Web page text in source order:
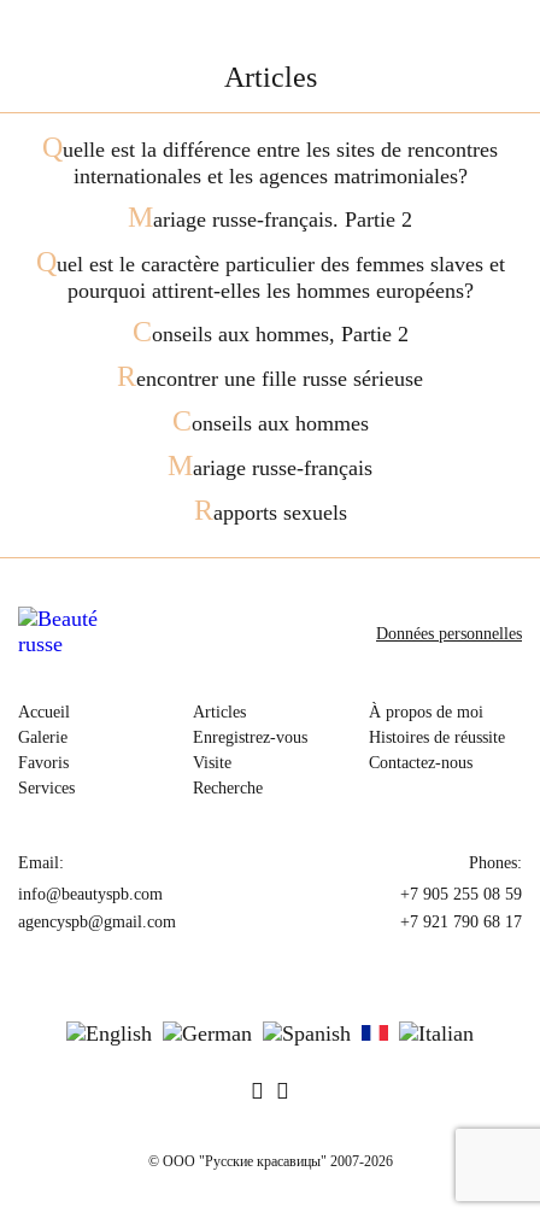
Articles
Quelle est la différence entre les sites de rencontres
internationales et les agences matrimoniales?
Mariage russe-français. Partie 2
Quel est le caractère particulier des femmes slaves et
pourquoi attirent-elles les hommes européens?
Conseils aux hommes, Partie 2
Rencontrer une fille russe sérieuse
Conseils aux hommes
Mariage russe-français
Rapports sexuels
Accueil
Galerie
Favoris
Services
Articles
Enregistrez-vous
Visite
Recherche
À propos de moi
Histoires de réussite
Contactez-nous
Données personnelles
Email:
info@beautyspb.com
agencyspb@gmail.com
Phones:
+7 905 255 08 59
+7 921 790 68 17
© OOO "Русские красавицы" 2007-2026